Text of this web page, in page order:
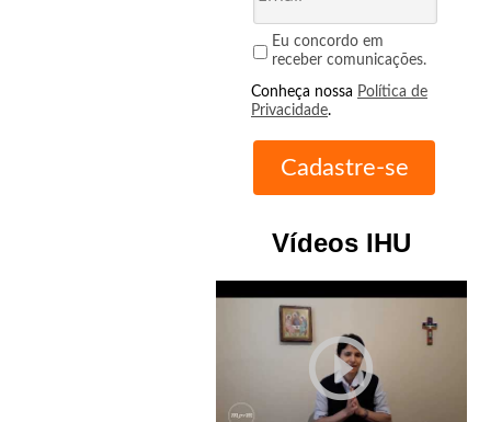
Eu concordo em
receber comunicações.
Conheça nossa Política de
Privacidade.
Vídeos IHU
play_circle_outline